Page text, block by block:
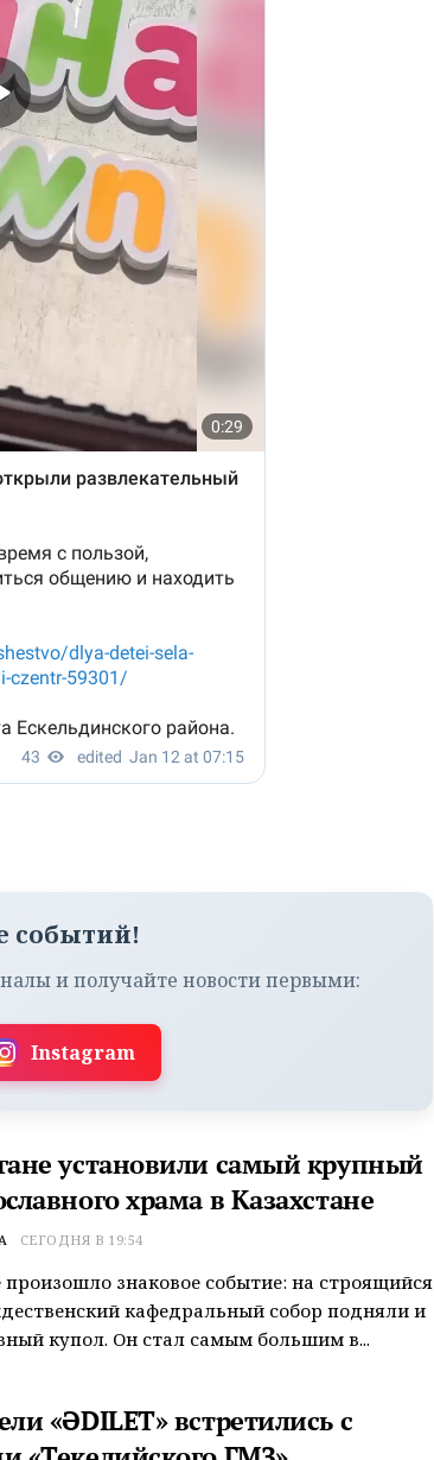
событий!
и получайте новости первыми:
Instagram
установили самый крупный
храма в Казахстане
СЕГОДНЯ В 19:54
знаковое событие: на строящийся
кафедральный собор подняли и
купол. Он стал самым большим в...
«ӘDILET» встретились с